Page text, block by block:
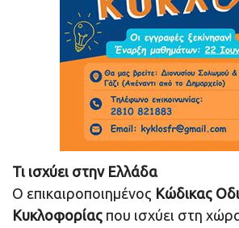
Τι ισχύει στην Ελλάδα
Ο επικαιροποιημένος Κώδικας
Κυκλοφορίας που ισχύει στη